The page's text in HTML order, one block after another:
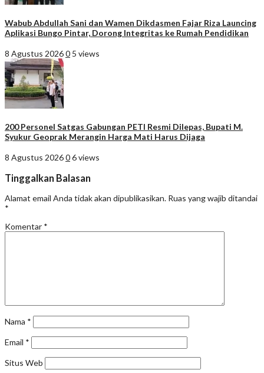
Wabub Abdullah Sani dan Wamen Dikdasmen Fajar Riza Launcing
Aplikasi Bungo Pintar, Dorong Integritas ke Rumah Pendidikan
8 Agustus 20260 5 views
200 Personel Satgas Gabungan PETI Resmi Dilepas, Bupati M.
Syukur Geoprak Merangin Harga Mati Harus Dijaga
8 Agustus 202606 views
Tinggalkan Balasan
Alamat email Anda tidak akan dipublikasikan. Ruas yang wajib ditandai
*
Komentar *
Nama *
Email *
Situs Web